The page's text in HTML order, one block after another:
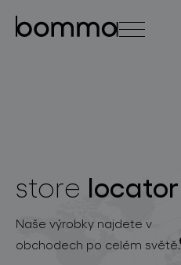
kolekce svítidel
store locator
Naše výrobky najdete v
obchodech po celém světě.